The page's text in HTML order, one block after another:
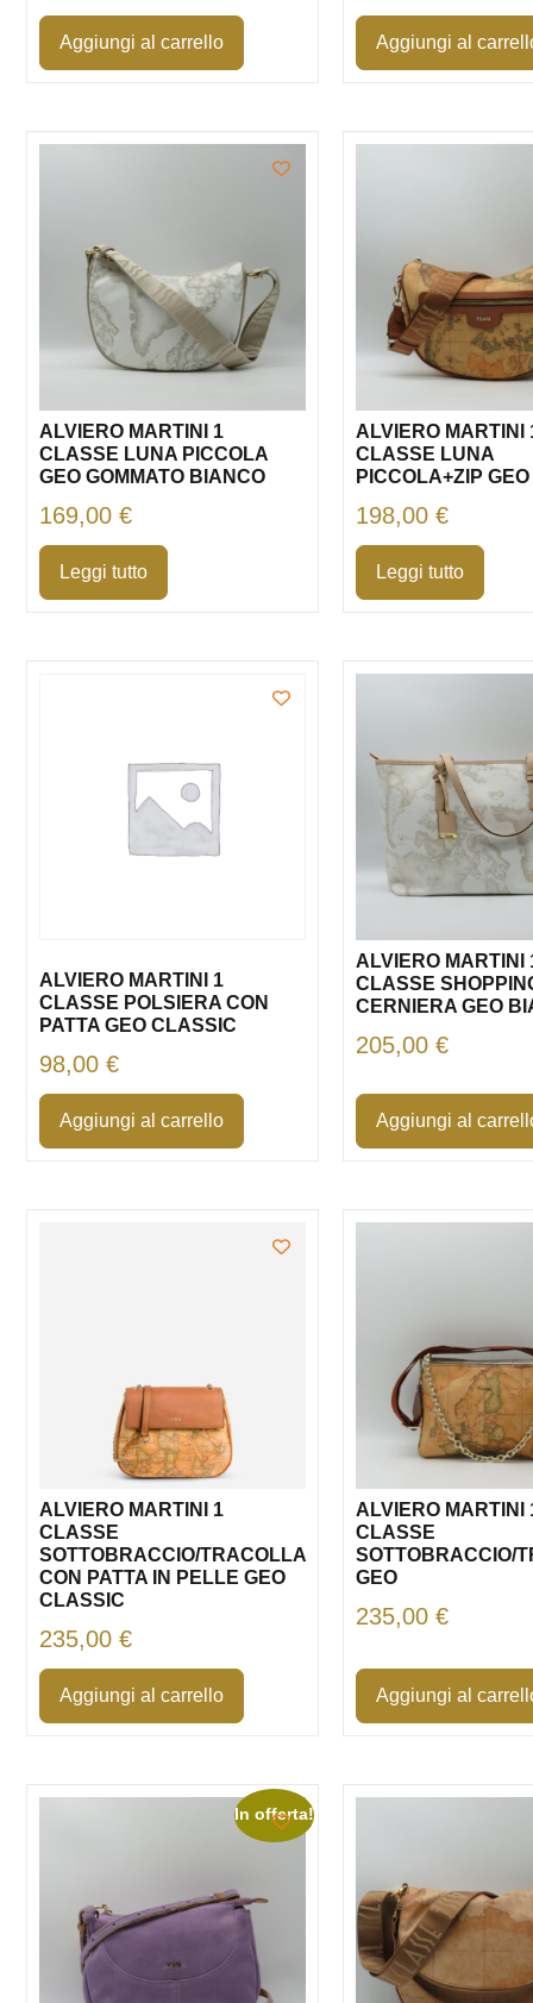
Aggiungi al carrello Aggiungi al
ALVIERO MARTINI 1
CLASSE LUNA PICCOLA
GEO GOMMATO BIANCO
169,00€
Leggi tutto
ALVIERO MARTINI
CLASSE LUNA
PICCOLA+ZIP
198,00€
Leggi tutto
ALVIERO MARTINI 1
CLASSE POLSIERA CON
PATTA GEO CLASSIC
98,00€
Aggiungi al carrello
ALVIERO MARTINI
CLASSE
CERNIERA GEO
205,00€
Aggiungi al
ALVIERO MARTINI 1
CLASSE
SOTTOBRACCIO/TRACOLLA
CON PATTA IN PELLE GEO
CLASSIC
235,00€
Aggiungi al carrello
ALVIERO MARTINI
CLASSE
SOTTOBRACCIO/
GEO
235,00€
Aggiungi al
In offerta!